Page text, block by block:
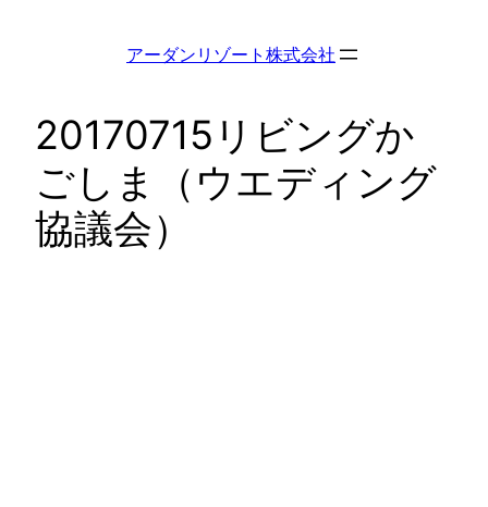
アーダンリゾート株式会社
20170715リビングか
ごしま（ウエディング
協議会）